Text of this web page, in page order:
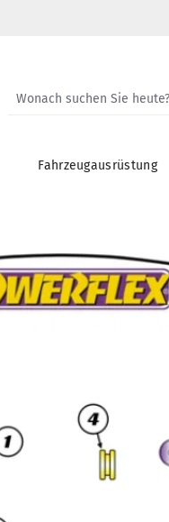
Fahrzeugausrüstung